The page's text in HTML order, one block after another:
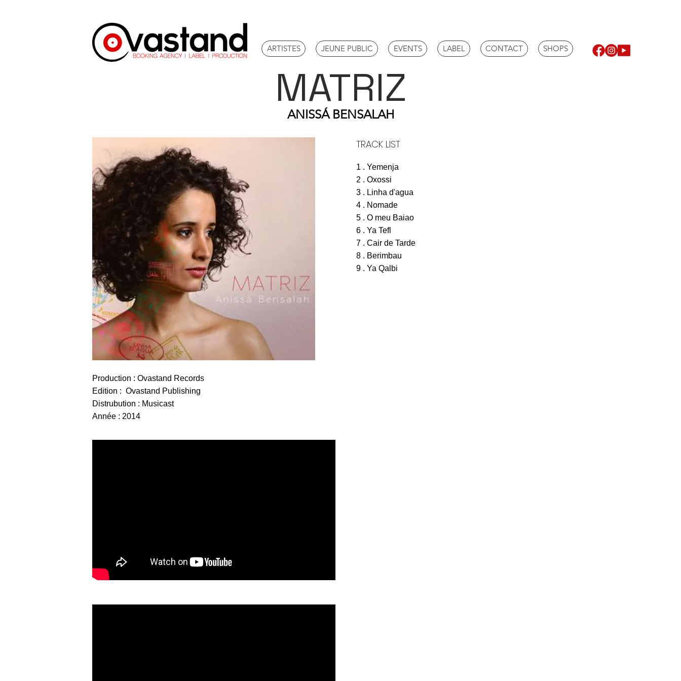
ARTISTES JEUNE PUBLIC EVENTS LABEL CONTACT SHOPS
MATRIZ
ANISSÁ BENSALAH
TRACK LIST
1 . Yemenja
2 . Oxossi
3 . Linha d'agua
4 . Nomade
5 . O meu Baiao
6 . Ya Tefl
7 . Cair de Tarde
8 . Berimbau
9 . Ya Qalbi
Production : Ovastand Records
Edition : Ovastand Publishing
Distrubution : Musicast
Année : 2014